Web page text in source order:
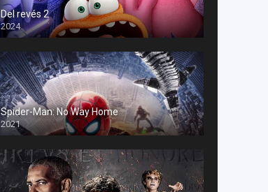
Del revés 2
2024
Spider-Man: No Way Home
2021